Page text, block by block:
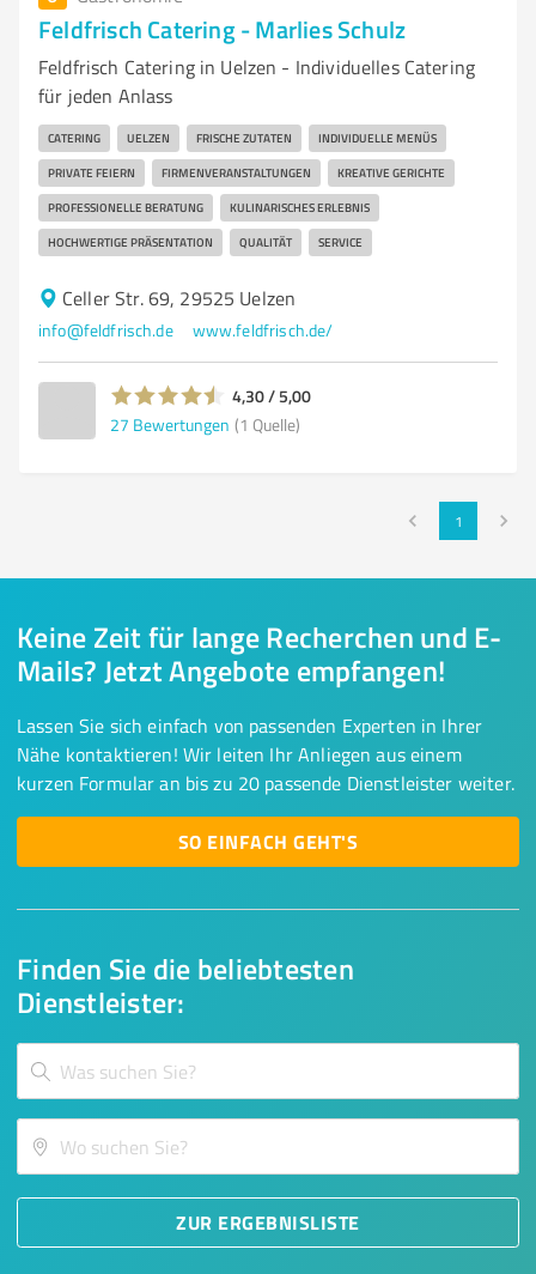
Feldfrisch Catering - Marlies Schulz
Feldfrisch Catering in Uelzen - Individuelles Catering
für jeden Anlass
CATERING UELZEN FRISCHE ZUTATEN INDIVIDUELLE MENÜS
PRIVATE FEIERN FIRMENVERANSTALTUNGEN KREATIVE GERICHTE
PROFESSIONELLE BERATUNG KULINARISCHES ERLEBNIS
HOCHWERTIGE PRÄSENTATION QUALITÄT SERVICE
Celler Str. 69, 29525 Uelzen
info@feldfrisch.de www.feldfrisch.de/
4,30 / 5,00
27 Bewertungen (1 Quelle)
1
Finden Sie die beliebtesten
Dienstleister:
ZUR ERGEBNISLISTE
Keine Zeit für lange Recherchen und E-
Mails? Jetzt Angebote empfangen!
Lassen Sie sich einfach von passenden Experten in Ihrer
Nähe kontaktieren! Wir leiten Ihr Anliegen aus einem
kurzen Formular an bis zu 20 passende Dienstleister weiter.
SO EINFACH GEHT'S